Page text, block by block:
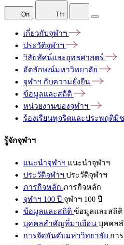
On TH
เกี่ยวกับจุฬาฯ
ประวัติจุฬาฯ
วิสัยทัศน์และยุทธศาสตร์
อัตลักษณ์มหาวิทยาลัย
จุฬาฯ กับความยั่งยืน
ข้อมูลและสถิติ
หน่วยงานของจุฬาฯ
ร้องเรียนทุจริตและประพฤติมิ
รู้จักจุฬาฯ
แนะนำจุฬาฯ แนะนำจุฬาฯ
ประวัติจุฬาฯ ประวัติจุฬาฯ
ภารกิจหลัก ภารกิจหลัก
จุฬาฯ 100 ปี จุฬาฯ 100 ปี
ข้อมูลและสถิติ ข้อมูลและสถิติ
บุคคลสำคัญที่มาเยือน บุคคล
การจัดอันดับมหาวิทยาลัย กา